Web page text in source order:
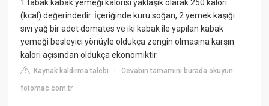
1 tabak kabak yemeği kalorisi yaklaşık olarak 250 kalori
(kcal) değerindedir. İçeriğinde kuru soğan, 2 yemek kaşığı
sıvı yağ bir adet domates ve iki kabak ile yapılan kabak
yemeği besleyici yönüyle oldukça zengin olmasına karşın
kalori açısından oldukça ekonomiktir.
Kaynak kaldırma talebi |Cevabın tamamını burada okuyun:
fotomac.com.tr